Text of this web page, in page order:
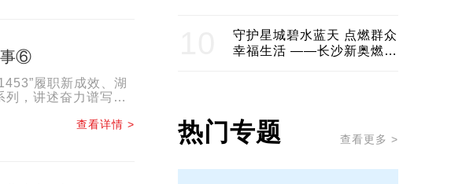
事⑥
履职新成效、湖
列，讲述奋力谱写中
查看详情 >
守护星城碧水蓝天 点燃群众
幸福生活 ——长沙新奥燃气
热门专题 查看更多 >